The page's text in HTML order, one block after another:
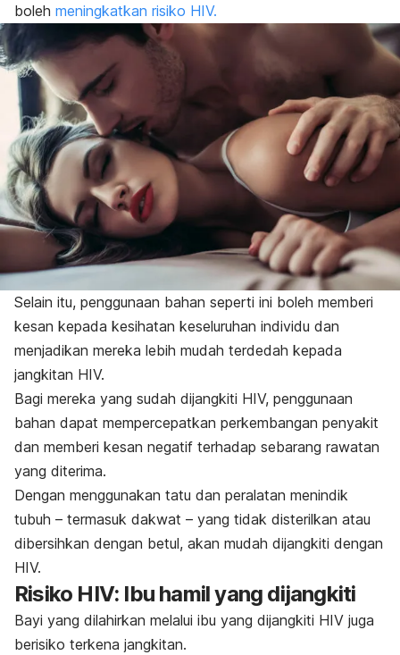
boleh meningkatkan risiko HIV.
Selain itu, penggunaan bahan seperti ini boleh memberi
kesan kepada kesihatan keseluruhan individu dan
menjadikan mereka lebih mudah terdedah kepada
jangkitan HIV.
Bagi mereka yang sudah dijangkiti HIV, penggunaan
bahan dapat mempercepatkan perkembangan penyakit
dan memberi kesan negatif terhadap sebarang rawatan
yang diterima.
Dengan menggunakan tatu dan peralatan menindik
tubuh – termasuk dakwat – yang tidak disterilkan atau
dibersihkan dengan betul, akan mudah dijangkiti dengan
HIV.
Risiko HIV: Ibu hamil yang dijangkiti
Bayi yang dilahirkan melalui ibu yang dijangkiti HIV juga
berisiko terkena jangkitan.